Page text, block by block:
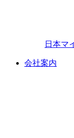
日本マ
会社案内